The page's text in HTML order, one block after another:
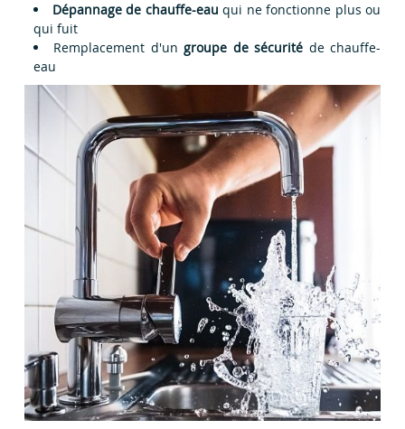
Dépannage de chauffe-eau qui ne fonctionne plus ou
qui fuit
Remplacement d'un groupe de sécurité de chauffe-
eau